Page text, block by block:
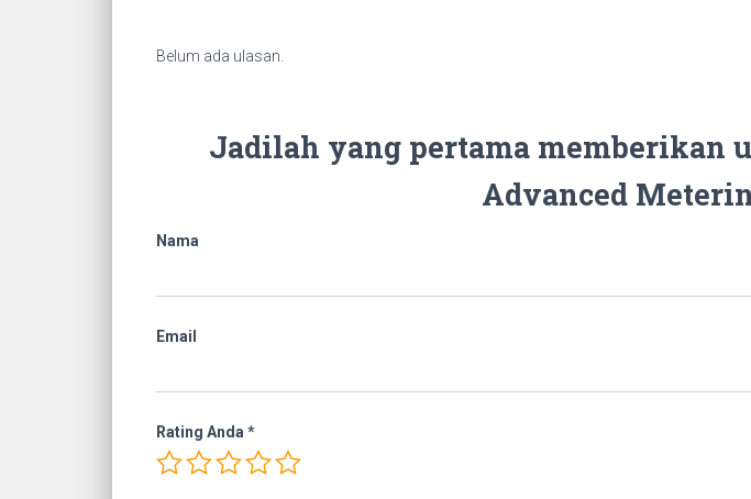
Belum ada ulasan.
Jadilah yang pertama memberikan
Advanced
Nama
Email
Rating Anda *